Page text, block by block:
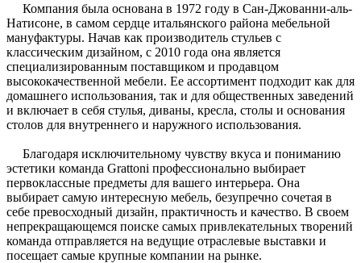
Компания была основана в 1972 году в Сан-Джованни-аль-
Натисоне, в самом сердце итальянского района мебельной
мануфактуры. Начав как производитель стульев с
классическим дизайном, с 2010 года она является
специализированным поставщиком и продавцом
высококачественной мебели. Ее ассортимент подходит как для
домашнего использования, так и для общественных заведений
и включает в себя стулья, диваны, кресла, столы и основания
столов для внутреннего и наружного использования.
Благодаря исключительному чувству вкуса и пониманию
эстетики команда Grattoni профессионально выбирает
первоклассные предметы для вашего интерьера. Она
выбирает самую интересную мебель, безупречно сочетая в
себе превосходный дизайн, практичность и качество. В своем
непрекращающемся поиске самых привлекательных творений
команда отправляется на ведущие отраслевые выставки и
посещает самые крупные компании на рынке.